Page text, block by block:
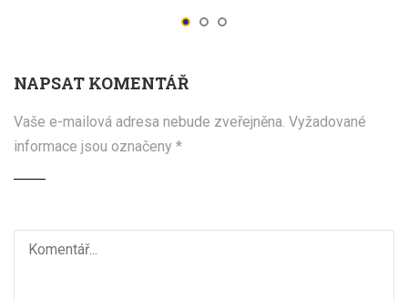
NAPSAT KOMENTÁŘ
Vaše e-mailová adresa nebude zveřejněna. Vyžadované
informace jsou označeny *